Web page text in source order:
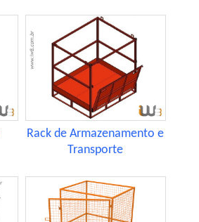
Rack de Armazenamento e
Transporte